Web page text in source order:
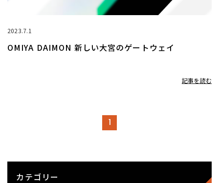
2023.7.1
OMIYA DAIMON 新しい大宮のゲートウェイ
記事を読む
1
カテゴリー